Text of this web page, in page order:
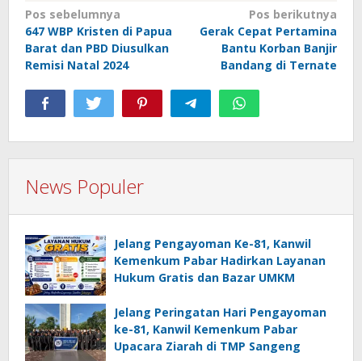
Navigasi
pos
Pos sebelumnya
647 WBP Kristen di Papua
Barat dan PBD Diusulkan
Remisi Natal 2024
Pos berikutnya
Gerak Cepat Pertamina
Bantu Korban Banjir
Bandang di Ternate
News Populer
Jelang Pengayoman Ke-81, Kanwil
Kemenkum Pabar Hadirkan Layanan
Hukum Gratis dan Bazar UMKM
Jelang Peringatan Hari Pengayoman
ke-81, Kanwil Kemenkum Pabar
Upacara Ziarah di TMP Sangeng